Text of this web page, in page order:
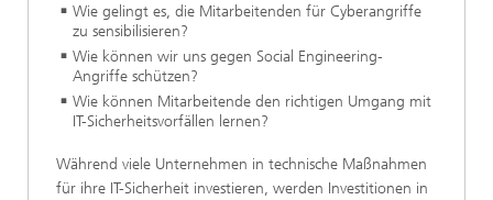
Wie gelingt es, die Mitarbeitenden für Cyberangriffe
zu sensibilisieren?
Wie können wir uns gegen Social Engineering-
Angriffe schützen?
Wie können Mitarbeitende den richtigen Umgang mit
IT-Sicherheitsvorfällen lernen?
Während viele Unternehmen in technische Maßnahmen
für ihre IT-Sicherheit investieren, werden Investitionen in